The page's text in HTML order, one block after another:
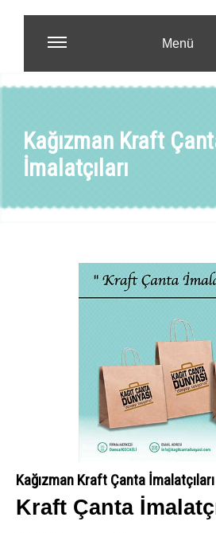
Menü
Kağızman Kraft
İmalatçıları
Kağızman Kraft Çanta İmalatçıları
Kraft Çanta